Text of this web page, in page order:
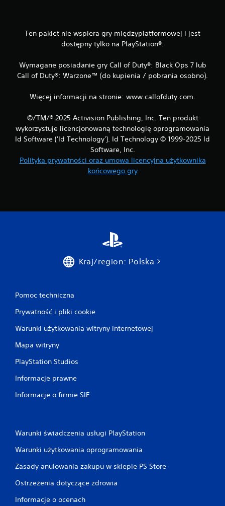
Ten pakiet nie wspiera gry międzyplatformowej i jest
dostępny tylko na PlayStation®.
Wymagane posiadanie gry Call of Duty®: Black Ops 7 lub
Call of Duty®: Warzone™ (do kupienia / pobrania osobno).
Więcej informacji na stronie: www.callofduty.com.
©/TM/® 2025 Activision Publishing, Inc. Ten produkt
wykorzystuje licencjonowaną technologię oprogramowania
Id Software ('Id Technology'). Id Technology © 1999-2025 Id
Software, Inc.
Polityka prywatności oraz umowa licencyjna użytkownika
końcowego gry
Kraj/region: Polska
Pomoc techniczna
Prywatność i pliki cookie
Warunki użytkowania witryny internetowej
Mapa witryny
PlayStation Studios
Informacje prawne
Informacje o firmie SIE
Warunki świadczenia usługi PlayStation
Warunki użytkowania oprogramowania
Zasady anulowania zakupu w sklepie PS Store
Ostrzeżenia dotyczące zdrowia
Informacje o ocenach